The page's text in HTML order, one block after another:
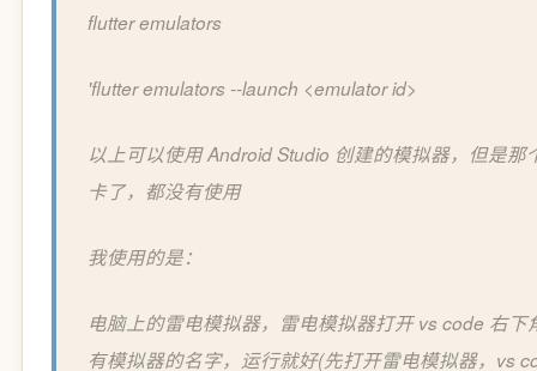
flutter emulators
'flutter emulators --launch <emulator id>
以上可以使用 Android Studio 创建的模拟器，但是那
卡了，都没有使用
我使用的是：
电脑上的雷电模拟器，雷电模拟器打开 vs code 右下
有模拟器的名字，运行就好(先打开雷电模拟器，vs